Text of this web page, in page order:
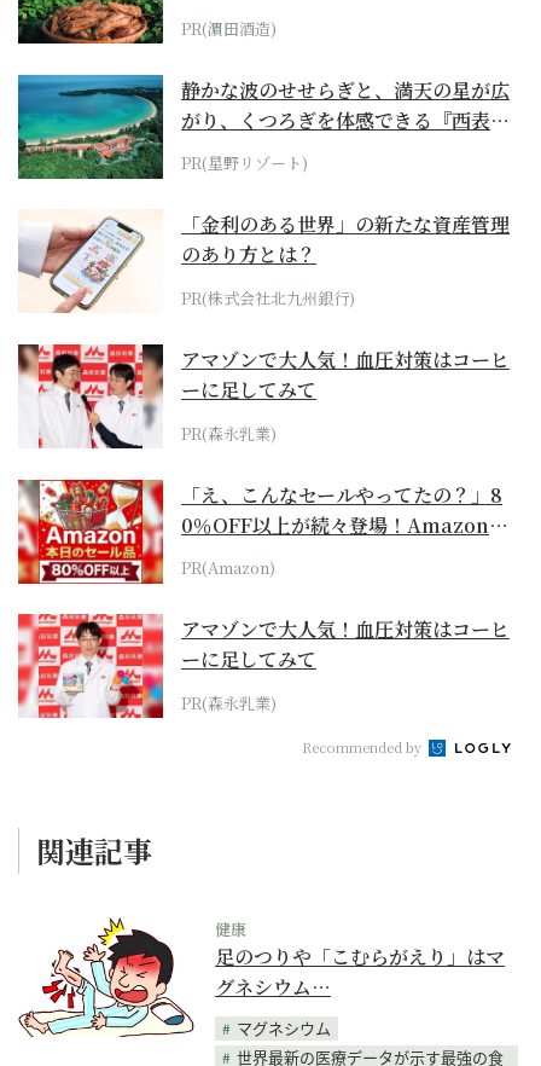
PR(濵田酒造)
静かな波のせせらぎと、満天の星が広
がり、くつろぎを体感できる『西表島
ホテル by...
PR(星野リゾート)
「金利のある世界」の新たな資産管理
のあり方とは？
PR(株式会社北九州銀行)
アマゾンで大人気！血圧対策はコーヒ
ーに足してみて
PR(森永乳業)
「え、こんなセールやってたの？」8
0％OFF以上が続々登場！Amazonの
本気が...
PR(Amazon)
アマゾンで大人気！血圧対策はコーヒ
ーに足してみて
PR(森永乳業)
Recommended by
関連記事
健康
足のつりや「こむらがえり」はマ
グネシウム…
マグネシウム
世界最新の医療データが示す最強の食